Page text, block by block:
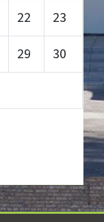
22 23
29 30